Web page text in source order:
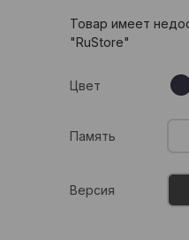
Товар имеет
"RuStore"
Цвет
Память
Версия